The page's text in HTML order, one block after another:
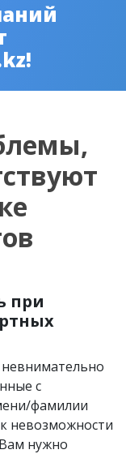
при
с
фамилии
невозможности
нужно